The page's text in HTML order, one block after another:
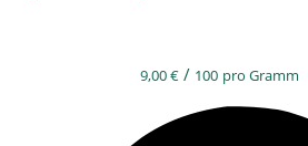
9,00€ / 100 pro Gramm